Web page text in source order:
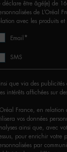
déclare être âgé(e) de
de L’Oréal
avec les produits
Email *
SMS
que via des publicités
intérêts affichées sur
France, en relation
vos données
ainsi que, avec
pour enrichir votre
par